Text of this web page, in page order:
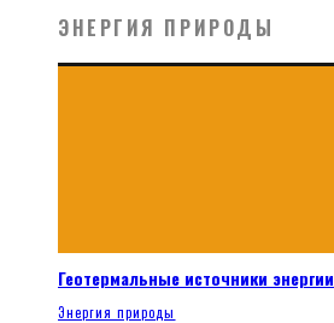
ЭНЕРГИЯ ПРИРОДЫ
Геотермальные источники энергии
Энергия природы